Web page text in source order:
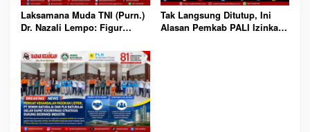
Laksamana Muda TNI (Purn.)
Dr. Nazali Lempo: Figur
Layak Dipertimbangkan
Pimpin Kejaksaan RI
Tak Langsung Ditutup, Ini
Alasan Pemkab PALI Izinkan